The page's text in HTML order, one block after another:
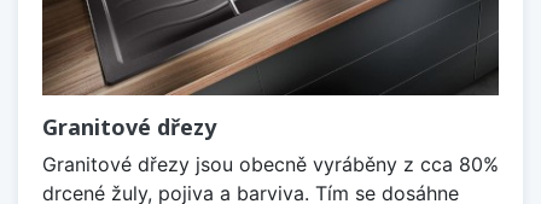
Granitové dřezy
Granitové dřezy jsou obecně vyráběny z cca 80%
drcené žuly, pojiva a barviva. Tím se dosáhne